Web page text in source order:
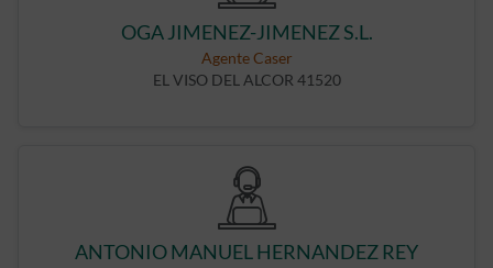
OGA JIMENEZ-JIMENEZ S.L.
Agente Caser
EL VISO DEL ALCOR 41520
ANTONIO MANUEL HERNANDEZ REY